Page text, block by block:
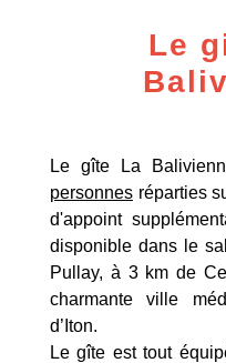
Le
Le gîte La
personnes réparties
d'appoint
disponible dans le
Pullay, à 3 km de
charmante ville
d’Iton.
Le gîte est tout